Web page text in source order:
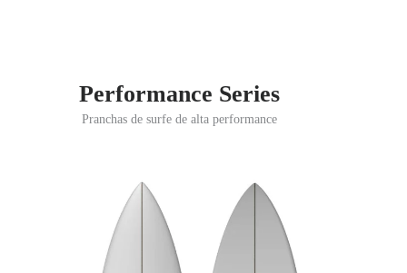
Performance Series
Pranchas de surfe de alta performance